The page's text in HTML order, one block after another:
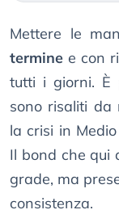
Mettere le
termine e con
tutti i giorni. È
sono risaliti da
la crisi in
Il bond che qui
grade, ma
consistenza.